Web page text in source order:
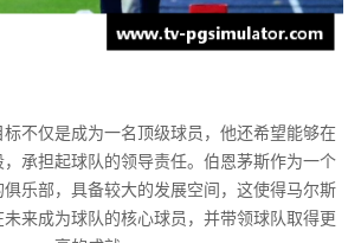
不仅是成为一名顶级球员，他还希望能够在
承担起球队的领导责任。伯恩茅斯作为一个
乐部，具备较大的发展空间，这使得马尔斯
来成为球队的核心球员，并带领球队取得更